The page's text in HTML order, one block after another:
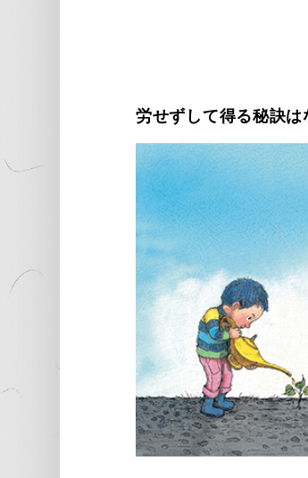
労せずして得る秘訣